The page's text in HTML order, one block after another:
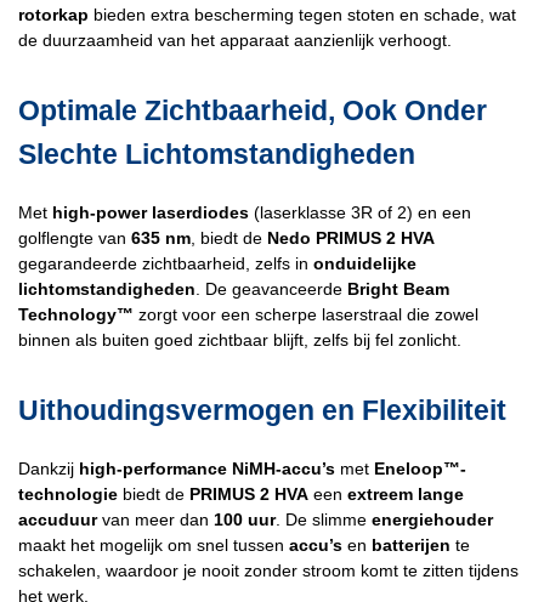
rotorkap bieden extra bescherming tegen stoten en schade, wat
de duurzaamheid van het apparaat aanzienlijk verhoogt.
Optimale Zichtbaarheid, Ook Onder
Slechte Lichtomstandigheden
Met high-power laserdiodes (laserklasse 3R of 2) en een
golflengte van 635 nm , biedt de Nedo PRIMUS 2 HVA
gegarandeerde zichtbaarheid, zelfs in onduidelijke
lichtomstandigheden . De geavanceerde Bright Beam
Technology™ zorgt voor een scherpe laserstraal die zowel
binnen als buiten goed zichtbaar blijft, zelfs bij fel zonlicht.
Uithoudingsvermogen en Flexibiliteit
Dankzij high-performance NiMH-accu’s met Eneloop™-
technologie biedt de PRIMUS 2 HVA een extreem lange
accuduurvan meer dan 100 uur. De slimme energiehouder
maakt het mogelijk om snel tussen accu’s en batterijen te
schakelen, waardoor je nooit zonder stroom komt te zitten tijdens
het werk.